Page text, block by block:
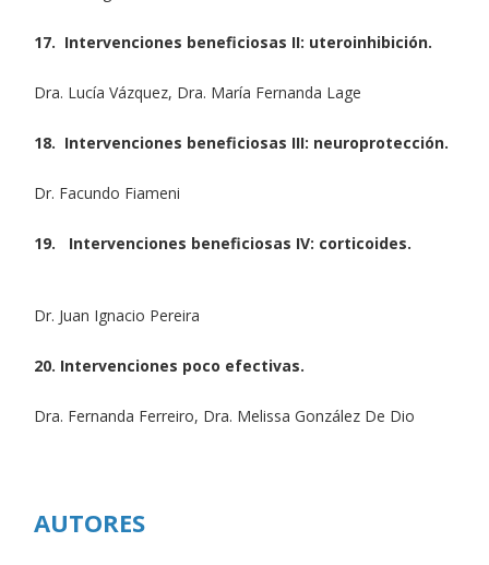
17. Intervenciones beneficiosas II: uteroinhibición.
Dra. Lucía Vázquez, Dra. María Fernanda Lage
18. Intervenciones beneficiosas III: neuroprotección.
Dr. Facundo Fiameni
19. Intervenciones beneficiosas IV: corticoides.
Dr. Juan Ignacio Pereira
20. Intervenciones poco efectivas.
Dra. Fernanda Ferreiro, Dra. Melissa González De Dio
AUTORES